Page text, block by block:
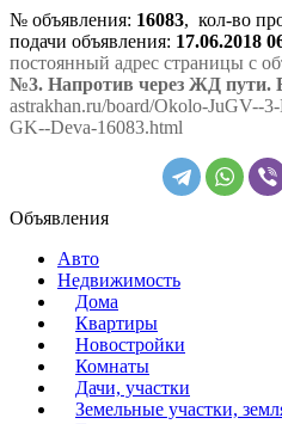
№ объявления: 16083, кол-во
подачи объявления: 17.06.2018
постоянный адрес страницы с
№3. Напротив через ЖД
astrakhan.ru/board/Okolo-JuGV--
GK--Deva-16083.html
Объявления
Авто
Недвижимость
Дома
Квартиры
Новостройки
Комнаты
Дачи, участки
Земельные участки,